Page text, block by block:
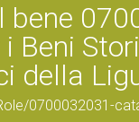
bene
Beni
della
0700032031-